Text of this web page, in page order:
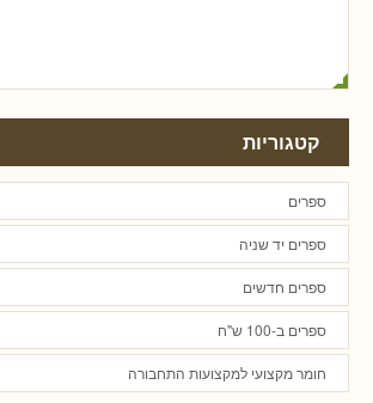
קטגוריות
ספרים
ספרים יד שניה
ספרים חדשים
ספרים ב-100 ש"ח
חומר מקצועי למקצועות התחבורה